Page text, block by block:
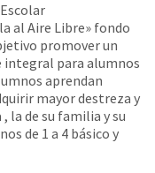
al Aire Libre» fondo
promover un
integral para alumnos
aprendan
mayor destreza y
la de su familia y su
de 1 a 4 básico y